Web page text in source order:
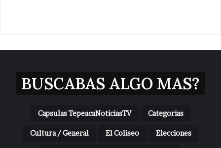
BUSCABAS ALGO MAS?
Capsulas TepeacaNoticiasTV Categorias
Cultura / General El Coliseo Elecciones